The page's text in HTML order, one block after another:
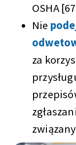
OSHA
Nie
za